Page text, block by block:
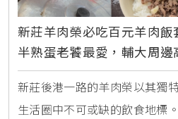
新莊羊肉榮必吃百元羊肉
半熟蛋老饕最愛，輔大周邊
速報
新莊後港一路的羊肉榮以其獨
生活圈中不可或缺的飲食地標